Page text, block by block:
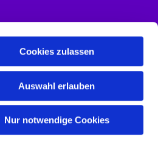
Cookies zulassen
Auswahl erlauben
Nur notwendige Cookies